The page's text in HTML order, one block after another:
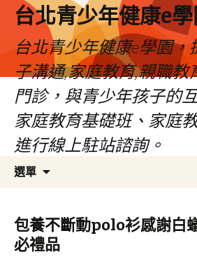
台北青少年健康e
台北青少年健康e學園
子溝通,家庭教育,親職教
門診，與青少年孩子的
家庭教育基礎班、家庭
進行線上駐站諮詢。
選單
容
包養不斷動polo衫感謝白
必禮品